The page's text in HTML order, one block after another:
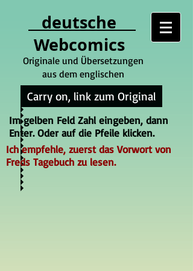
deutsche
Webcomics
Originale und Übersetzungen
aus dem englischen
Carry on, link zum Original
Im gelben Feld Zahl eingeben, dann
Enter. Oder auf die Pfeile klicken.
Ich empfehle, zuerst das Vorwort von
Freds Tagebuch zu lesen.